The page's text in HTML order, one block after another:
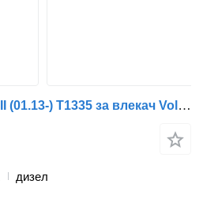
Амортисьор Volvo FL II (01.13-) T1335 за влекач Volvo FL, FE (2013-)
дизел